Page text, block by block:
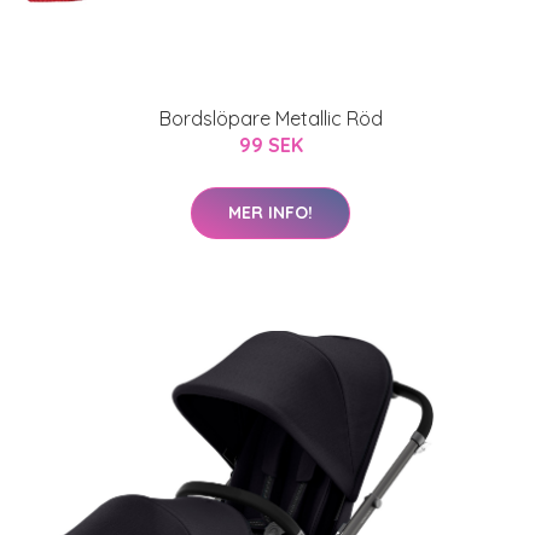
Bordslöpare Metallic Röd
99 SEK
MER INFO!